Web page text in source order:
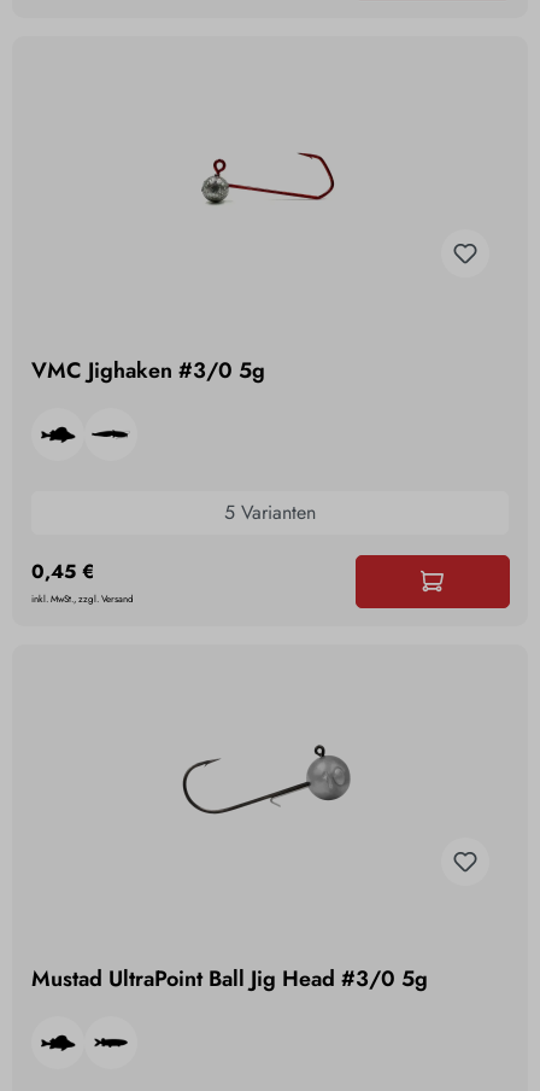
VMC Jighaken #3/0 5g
5 Varianten
0,45 €
inkl. MwSt., zzgl. Versand
Mustad UltraPoint Ball Jig Head #3/0 5g